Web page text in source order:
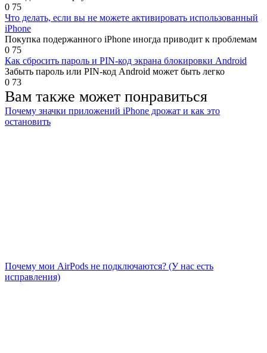
0 75
Что делать, если вы не можете активировать использованный
iPhone
Покупка подержанного iPhone иногда приводит к проблемам
0 75
Как сбросить пароль и PIN-код экрана блокировки Android
Забыть пароль или PIN-код Android может быть легко
0 73
Вам также может понравиться
Почему значки приложений iPhone дрожат и как это
остановить
Почему мои AirPods не подключаются? (У нас есть
исправления)